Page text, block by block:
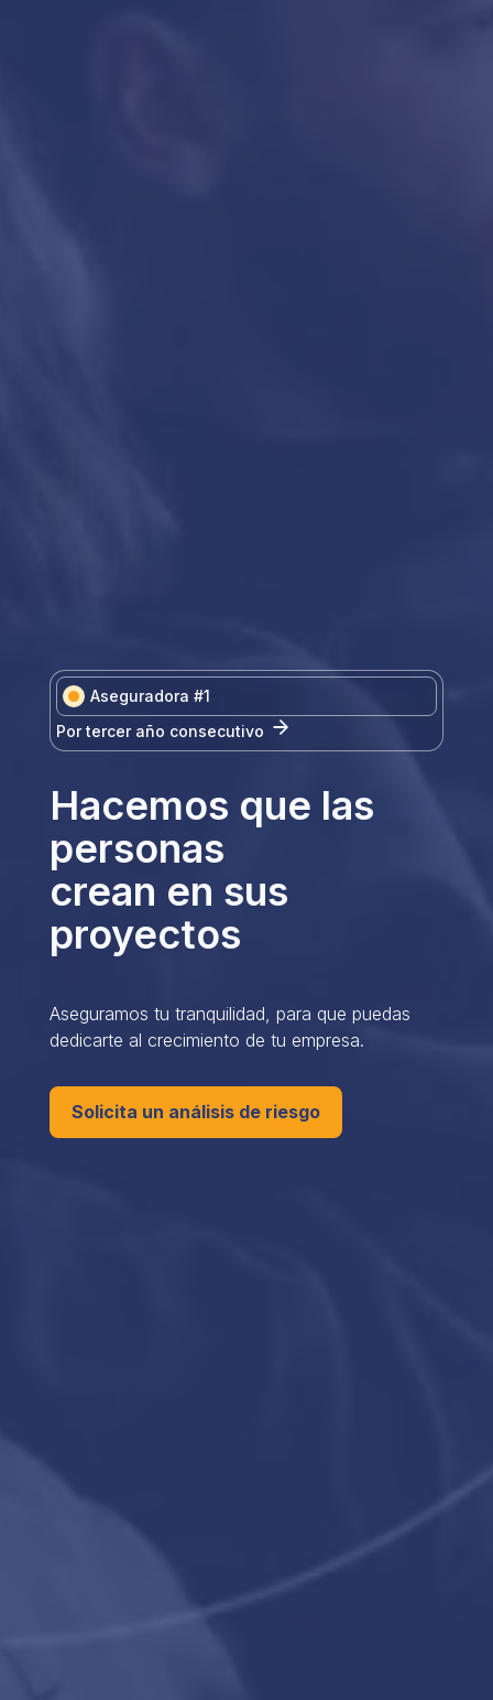
Aseguradora #1
Por tercer año consecutivo
Hacemos que las
personas
crean en sus
proyectos
Aseguramos tu tranquilidad, para que puedas
dedicarte al crecimiento de tu empresa.
Solicita un análisis de riesgo